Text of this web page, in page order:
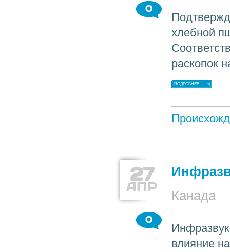
0
хлебной
раскопок
ПОДРОБНЕЕ
27
АПР
Канада
0
влияние